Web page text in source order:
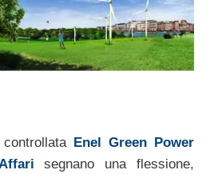
Enel Green Power
segnano una flessione,